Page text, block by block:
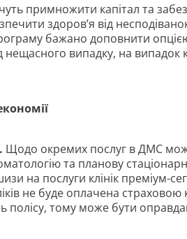
примножити капітал та
здоров’я від
бажано доповнити
нещасного випадку, на
Щодо окремих послуг в ДМС
та планову
на послуги клінік преміум-
не буде оплачена
полісу, тому може бути